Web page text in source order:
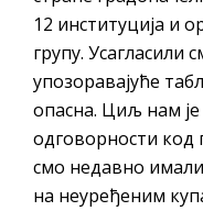
12 институција и
групу. Усагласили
упозоравајуће
опасна. Циљ нам
одговорности код
смо недавно
на неуређеним